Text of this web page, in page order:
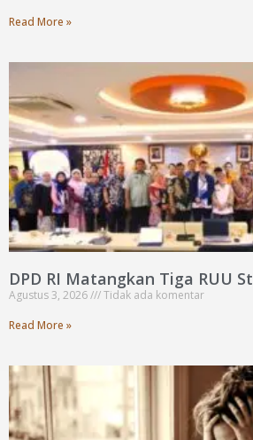
Read More »
DPD RI Matangkan Tiga RUU
Agustus 3, 2026
Tidak ada komentar
Read More »